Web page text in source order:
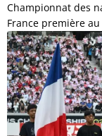
Championnat des
France première